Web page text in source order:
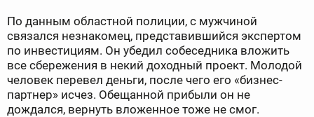
По данным областной полиции, с мужчиной
связался незнакомец, представившийся экспертом
по инвестициям. Он убедил собеседника вложить
все сбережения в некий доходный проект. Молодой
человек перевел деньги, после чего его «бизнес-
партнер» исчез. Обещанной прибыли он не
дождался, вернуть вложенное тоже не смог.